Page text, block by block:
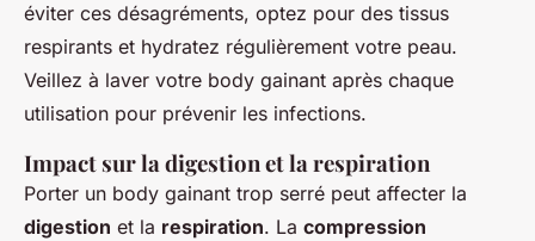
éviter ces désagréments, optez pour des tissus
respirants et hydratez régulièrement votre peau.
Veillez à laver votre body gainant après chaque
utilisation pour prévenir les infections.
Impact sur la digestion et la respiration
Porter un body gainant trop serré peut affecter la
digestion et la respiration. La compression